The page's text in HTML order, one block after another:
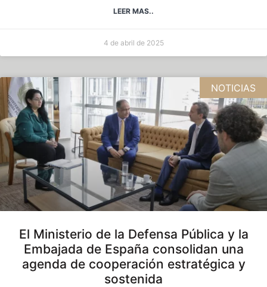
LEER MAS..
4 de abril de 2025
NOTICIAS
El Ministerio de la Defensa Pública y la
Embajada de España consolidan una
agenda de cooperación estratégica y
sostenida